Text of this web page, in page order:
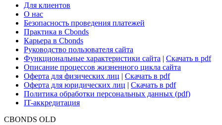
Для клиентов
О нас
Безопасность проведения платежей
Практика в Cbonds
Карьера в Cbonds
Руководство пользователя сайта
Функциональные характеристики сайта | Скачать в pdf
Описание процессов жизненного цикла сайта
Оферта для физических лиц | Скачать в pdf
Оферта для юридических лиц | Скачать в pdf
Политика обработки персональных данных (pdf)
IT-аккредитация
CBONDS OLD